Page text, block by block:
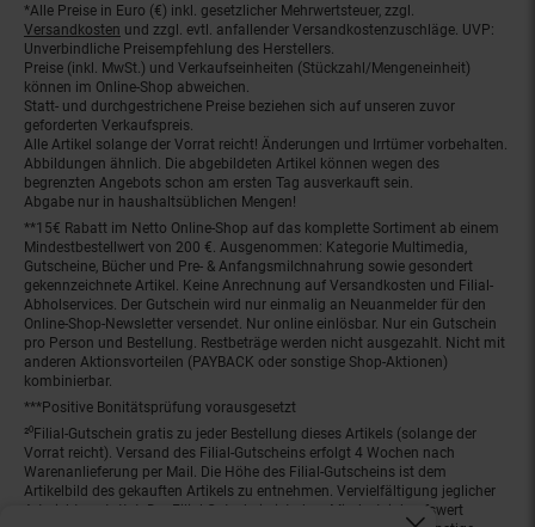
Fußnoten
*Alle Preise in Euro (€) inkl. gesetzlicher Mehrwertsteuer, zzgl.
Versandkosten und zzgl. evtl. anfallender Versandkostenzuschläge. UVP:
Unverbindliche Preisempfehlung des Herstellers.
Preise (inkl. MwSt.) und Verkaufseinheiten (Stückzahl/Mengeneinheit)
können im Online-Shop abweichen.
Statt- und durchgestrichene Preise beziehen sich auf unseren zuvor
geforderten Verkaufspreis.
Alle Artikel solange der Vorrat reicht! Änderungen und Irrtümer vorbehalten.
Abbildungen ähnlich. Die abgebildeten Artikel können wegen des
begrenzten Angebots schon am ersten Tag ausverkauft sein.
Abgabe nur in haushaltsüblichen Mengen!
**15€ Rabatt im Netto Online-Shop auf das komplette Sortiment ab einem
Mindestbestellwert von 200 €. Ausgenommen: Kategorie Multimedia,
Gutscheine, Bücher und Pre- & Anfangsmilchnahrung sowie gesondert
gekennzeichnete Artikel. Keine Anrechnung auf Versandkosten und Filial-
Abholservices. Der Gutschein wird nur einmalig an Neuanmelder für den
Online-Shop-Newsletter versendet. Nur online einlösbar. Nur ein Gutschein
pro Person und Bestellung. Restbeträge werden nicht ausgezahlt. Nicht mit
anderen Aktionsvorteilen (PAYBACK oder sonstige Shop-Aktionen)
kombinierbar.
***Positive Bonitätsprüfung vorausgesetzt
²⁰Filial-Gutschein gratis zu jeder Bestellung dieses Artikels (solange der
Vorrat reicht). Versand des Filial-Gutscheins erfolgt 4 Wochen nach
Warenanlieferung per Mail. Die Höhe des Filial-Gutscheins ist dem
Artikelbild des gekauften Artikels zu entnehmen. Vervielfältigung jeglicher
Art nicht gestattet. Der Filial-Gutschein ist ohne Mindesteinkaufswert